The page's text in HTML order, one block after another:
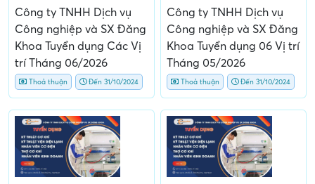
Công ty TNHH Dịch vụ
Công nghiệp và SX Đăng
Khoa Tuyển dụng Các Vị
trí Tháng 06/2026
Thoả thuận Đến 31/10/2024
Công ty TNHH Dịch vụ
Công nghiệp và SX Đăng
Khoa Tuyển dụng 06 Vị trí
Tháng 05/2026
Thoả thuận Đến 31/10/2024